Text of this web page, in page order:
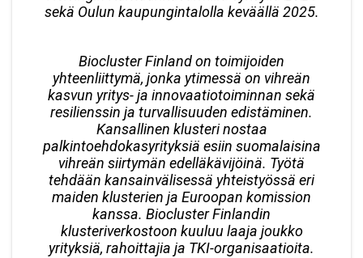
sekä Oulun kaupungintalolla keväällä 2025.
Biocluster Finland on toimijoiden
yhteenliittymä, jonka ytimessä on vihreän
kasvun yritys- ja innovaatiotoiminnan sekä
resilienssin ja turvallisuuden edistäminen.
Kansallinen klusteri nostaa
palkintoehdokasyrityksiä esiin suomalaisina
vihreän siirtymän edelläkävijöinä. Työtä
tehdään kansainvälisessä yhteistyössä eri
maiden klusterien ja Euroopan komission
kanssa. Biocluster Finlandin
klusteriverkostoon kuuluu laaja joukko
yrityksiä, rahoittajia ja TKI-organisaatioita.